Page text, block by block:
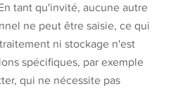
tant qu'invité, aucune autre
ne peut être saisie, ce qui
ni stockage n'est
spécifiques, par exemple
qui ne nécessite pas